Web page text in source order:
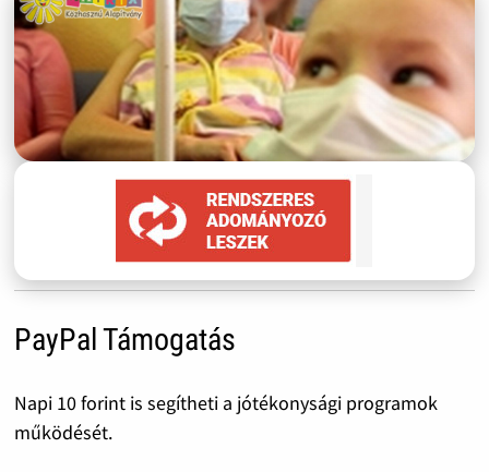
PayPal Támogatás
Napi 10 forint is segítheti a jótékonysági programok
működését.